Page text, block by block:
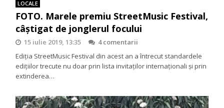
LOCALE
FOTO. Marele premiu StreetMusic Festival,
câștigat de jonglerul focului
15 iulie 2019, 13:35
4 comentarii
Ediția StreetMusic Festival din acest an a întrecut standardele
edițiilor trecute nu doar prin lista invitaților internaționali și prin
extinderea…